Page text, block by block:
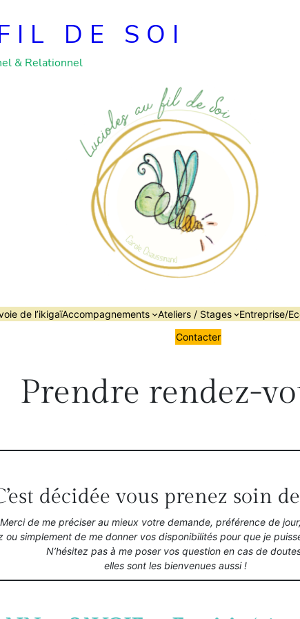
DE SOI
& Relationnel
de l’ikigaïAccompagnements Ateliers / Stages Entreprise/
Contacter
Prendre rendez-
décidée vous prenez soin
Merci de me préciser au mieux votre demande, préférence de
simplement de me donner vos disponibilités pour que je
N’hésitez pas à me poser vos question en cas de
elles sont les bienvenues aussi !